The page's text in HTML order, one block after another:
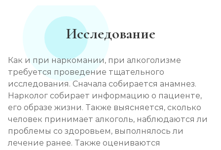
Лечение плазмаферезом
от 5 000 ₽
Кодирование от алкоголизма
от 3 500 ₽ Записаться
Кодирование на дому
от 4 000 ₽ Записаться
Исследование
Как и при наркомании, при алкоголизме
требуется проведение тщательного
исследования. Сначала собирается анамнез.
Нарколог собирает информацию о пациенте,
его образе жизни. Также выясняется, сколько
человек принимает алкоголь, наблюдаются ли
проблемы со здоровьем, выполнялось ли
лечение ранее. Также оцениваются